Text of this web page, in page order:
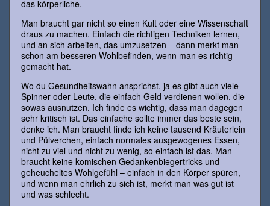
das körperliche.
Man braucht gar nicht so einen Kult oder eine Wissenschaft
draus zu machen. Einfach die richtigen Techniken lernen,
und an sich arbeiten, das umzusetzen – dann merkt man
schon am besseren Wohlbefinden, wenn man es richtig
gemacht hat.
Wo du Gesundheitswahn ansprichst, ja es gibt auch viele
Spinner oder Leute, die einfach Geld verdienen wollen, die
sowas ausnutzen. Ich finde es wichtig, dass man dagegen
sehr kritisch ist. Das einfache sollte immer das beste sein,
denke ich. Man braucht finde ich keine tausend Kräuterlein
und Pülverchen, einfach normales ausgewogenes Essen,
nicht zu viel und nicht zu wenig, so einfach ist das. Man
braucht keine komischen Gedankenbiegertricks und
geheucheltes Wohlgefühl – einfach in den Körper spüren,
und wenn man ehrlich zu sich ist, merkt man was gut ist
und was schlecht.